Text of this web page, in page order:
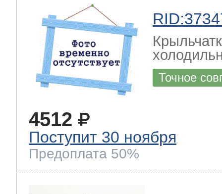
Точное
4512
Поступит 30 ноября
Предоплата 50%